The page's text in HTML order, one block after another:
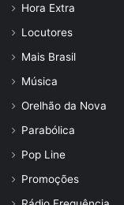
Hora Extra
Locutores
Mais Brasil
Música
Orelhão da Nova
Parabólica
Pop Line
Promoções